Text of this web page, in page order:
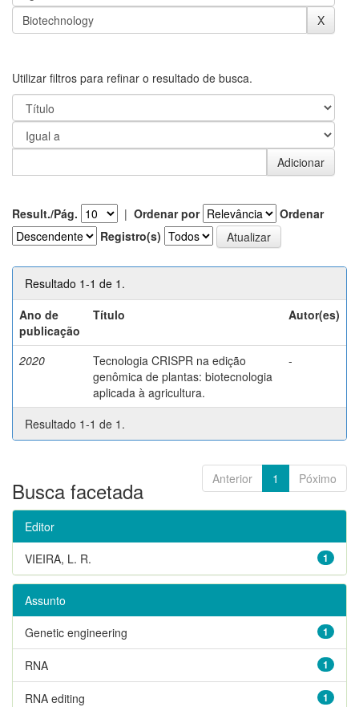
Utilizar filtros para refinar o resultado de busca.
Result./Pág. | Ordenar por
Ordenar
Registro(s)
Resultado 1-1 de 1.
Ano de
publicação
Título Autor(es)
2020
Tecnologia CRISPR na edição
genômica de plantas: biotecnologia
aplicada à agricultura.
-
Resultado 1-1 de 1.
Anterior 1 Póximo
Busca facetada
Editor
1
VIEIRA, L. R.
Assunto
1
Genetic engineering
1
RNA
1
RNA editing